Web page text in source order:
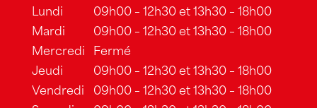
Lundi
09h00 – 12h30 et 13h30 – 18h00
Mardi
09h00 – 12h30 et 13h30 – 18h00
Mercredi Fermé
Jeudi
09h00 – 12h30 et 13h30 – 18h00
Vendredi 09h00 – 12h30 et 13h30 – 18h00